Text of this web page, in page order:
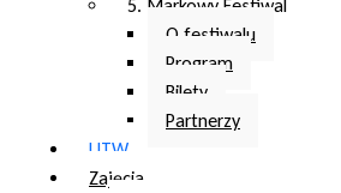
5. Markowy Festiwal
O festiwalu
Program
Bilety
Partnerzy
UTW
Zajęcia